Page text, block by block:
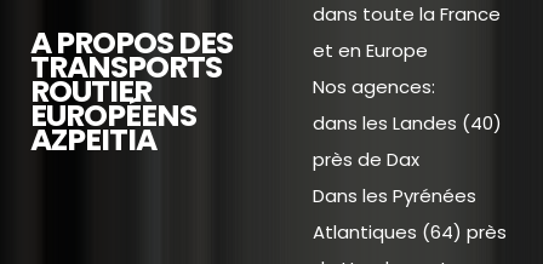
A PROPOS DES
TRANSPORTS
ROUTIER
EUROPÉENS
AZPEITIA
dans toute la France
et en Europe
Nos agences:
dans les Landes (40)
près de Dax
Dans les Pyrénées
Atlantiques (64) près